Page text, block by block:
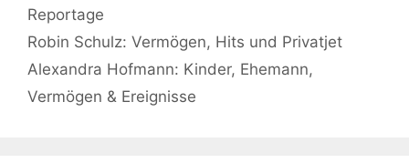
Kategorien
Reportage
Robin Schulz: Vermögen, Hits und Privatjet
Alexandra Hofmann: Kinder, Ehemann,
Vermögen & Ereignisse